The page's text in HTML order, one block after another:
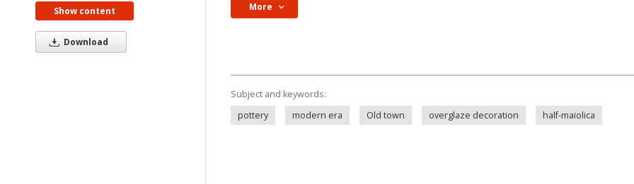
Show content
Download
More
Subject and keywords:
pottery
modern era Old town overglaze decoration half-maiolica